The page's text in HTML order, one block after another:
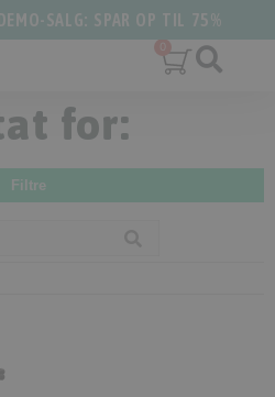
SALG: SPAR OP TIL 75%
for:
Filtre